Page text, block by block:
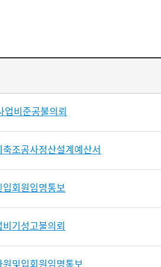
업비준공불의뢰
조공사정산설계예산서
회원임명통보
기성고불의뢰
및입회원임명통보